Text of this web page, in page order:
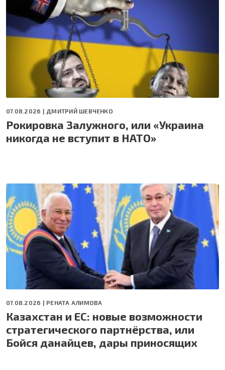
07.08.2026 | ДМИТРИЙ ШЕВЧЕНКО
Рокировка Залужного, или «Украина
никогда не вступит в НАТО»
07.08.2026 | РЕНАТА АЛИМОВА
Казахстан и ЕС: новые возможности
стратегического партнёрства, или
Бойся данайцев, дары приносящих